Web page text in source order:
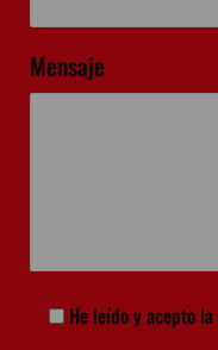
Mensaje
He leído y acepto la